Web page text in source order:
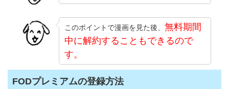
このポイントで漫画を見た後、 無料期間
中に解約することもできるので
す。
FODプレミアムの登録方法